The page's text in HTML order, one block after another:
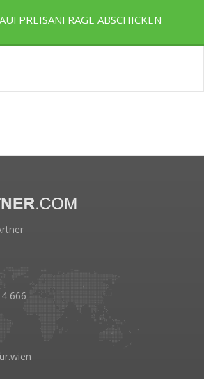
ABSCHICKEN
666